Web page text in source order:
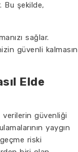
Bu şekilde,
sağlar.
güvenli
Elde
verilerin güvenliği
yaygın
riski